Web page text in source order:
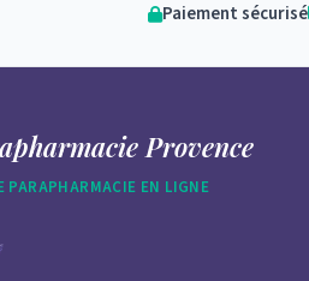
Paiement sécurisé
Provence
PARAPHARMACIE EN LIGNE